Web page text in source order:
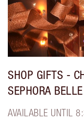
SHOP GIFTS -
SEPHORA
AVAILABLE UNTIL